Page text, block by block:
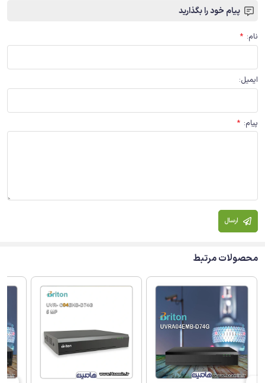
پیام خود را بگذارید
نام:
*
ایمیل:
پیام:
*
ارسال
محصولات مرتبط